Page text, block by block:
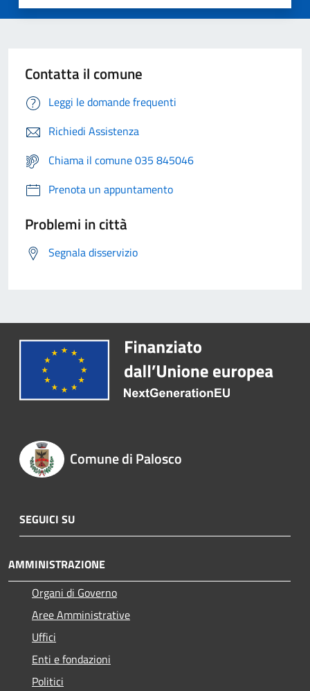
Contatta il comune
Leggi le domande frequenti
Richiedi Assistenza
Chiama il comune 035 845046
Prenota un appuntamento
Problemi in città
Segnala disservizio
Comune di Palosco
SEGUICI SU
AMMINISTRAZIONE
Organi di Governo
Aree Amministrative
Uffici
Enti e fondazioni
Politici